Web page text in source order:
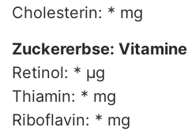
Cholesterin: * mg
Zuckererbse: Vitamine
Retinol: * µg
Thiamin: * mg
Riboflavin: * mg